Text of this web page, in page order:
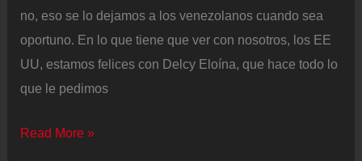
no, eso se lo dejamos a los venezolanos cuando sea
oportuno. En lo que tiene que ver con nosotros, los EE
UU, estamos felices con Delcy Eloína, que hace todo lo
que le pedimos
Cuando
Read More »